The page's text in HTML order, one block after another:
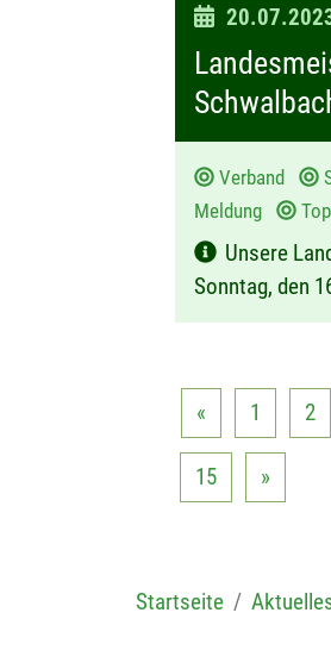
D
t
u
m
:
Verband
Meldung
Unsere
Sonntag, den
« 1 2
15 »
Startseite